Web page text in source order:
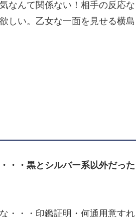
なんて関係ない！相手の反応な
しい。乙女な一面を見せる横島
・・黒とシルバー系以外だった
・・・印鑑証明・何通用意すれ